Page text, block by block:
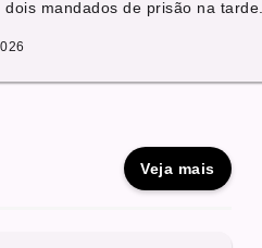
mandados de prisão na
Veja mais